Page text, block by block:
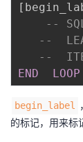
[
--
--
--
END
LOOP
begin_label ，
的标记，用来标